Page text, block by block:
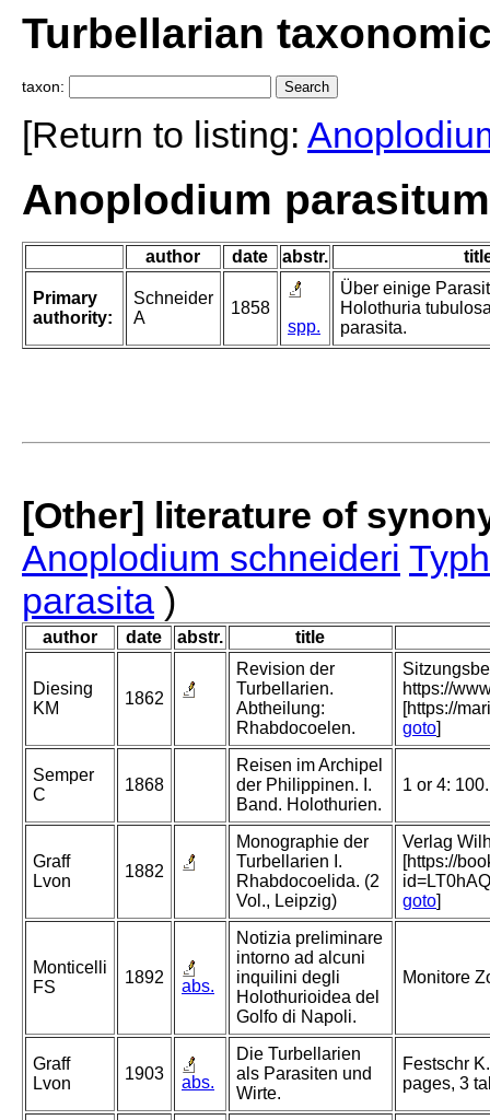
Turbellarian
taxon:
[Return to listing:
Anoplodium
author date abstr.
Primary
authority:
Schneider
A
1858
spp.
Über einige
Holothuria
parasita.
[Other] literature of
Anoplodium schneideri
parasita )
author date abstr. title
Diesing
KM
1862
Revision der
Turbellarien.
Abtheilung:
Rhabdocoelen.
https://
[https://
goto]
Semper
C
1868
Reisen im Archipel
der Philippinen. I.
Band. Holothurien.
1 or 4:
Graff
Lvon
1882
Monographie der
Turbellarien I.
Rhabdocoelida. (2
Vol., Leipzig)
Verlag
[https://
goto]
Monticelli
FS
1892 abs.
Notizia preliminare
intorno ad alcuni
inquilini degli
Holothurioidea del
Golfo di Napoli.
Monitore
Graff
Lvon
1903 abs.
Die Turbellarien
als Parasiten und
Wirte.
Festschr
pages, 3